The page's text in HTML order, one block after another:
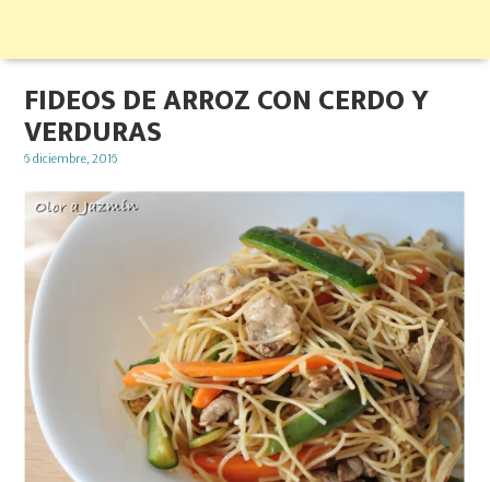
FIDEOS DE ARROZ CON CERDO Y
VERDURAS
Posted
6 diciembre, 2016